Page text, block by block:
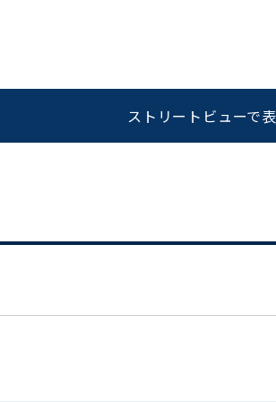
スムーズにご案内できます
0120-620-213
ストリートビューで